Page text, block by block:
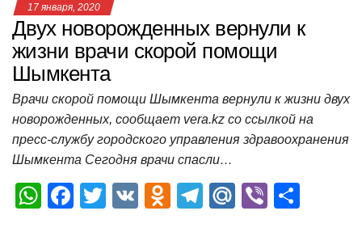
17 января, 2020
Двух новорожденных вернули к
жизни врачи скорой помощи
Шымкента
Врачи скорой помощи Шымкента вернули к жизни двух
новорожденных, сообщает vera.kz со ссылкой на
пресс-службу городского управления здравоохранения
Шымкента Сегодня врачи спасли…
W
F
T
V
O
T
M
Vi